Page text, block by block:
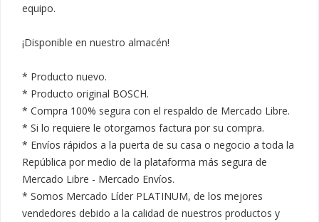
equipo.
¡Disponible en nuestro almacén!
* Producto nuevo.
* Producto original BOSCH.
* Compra 100% segura con el respaldo de Mercado Libre.
* Si lo requiere le otorgamos factura por su compra.
* Envíos rápidos a la puerta de su casa o negocio a toda la
República por medio de la plataforma más segura de
Mercado Libre - Mercado Envíos.
* Somos Mercado Líder PLATINUM, de los mejores
vendedores debido a la calidad de nuestros productos y